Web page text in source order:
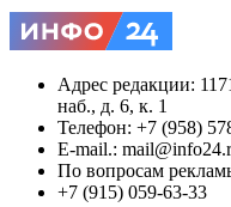
Адрес редакции:
наб., д. 6, к. 1
Телефон: +7 (958)
E-mail.:
По вопросам
+7 (915) 059-63-33